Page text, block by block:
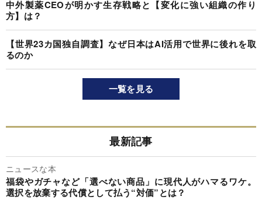
中外製薬CEOが明かす生存戦略と【変化に強い組織の作り
方】は？
【世界23カ国独自調査】なぜ日本はAI活用で世界に後れを取
るのか
一覧を見る
最新記事
ニュースな本
福袋やガチャなど「選べない商品」に現代人がハマるワケ。
選択を放棄する代償として払う“対価”とは？